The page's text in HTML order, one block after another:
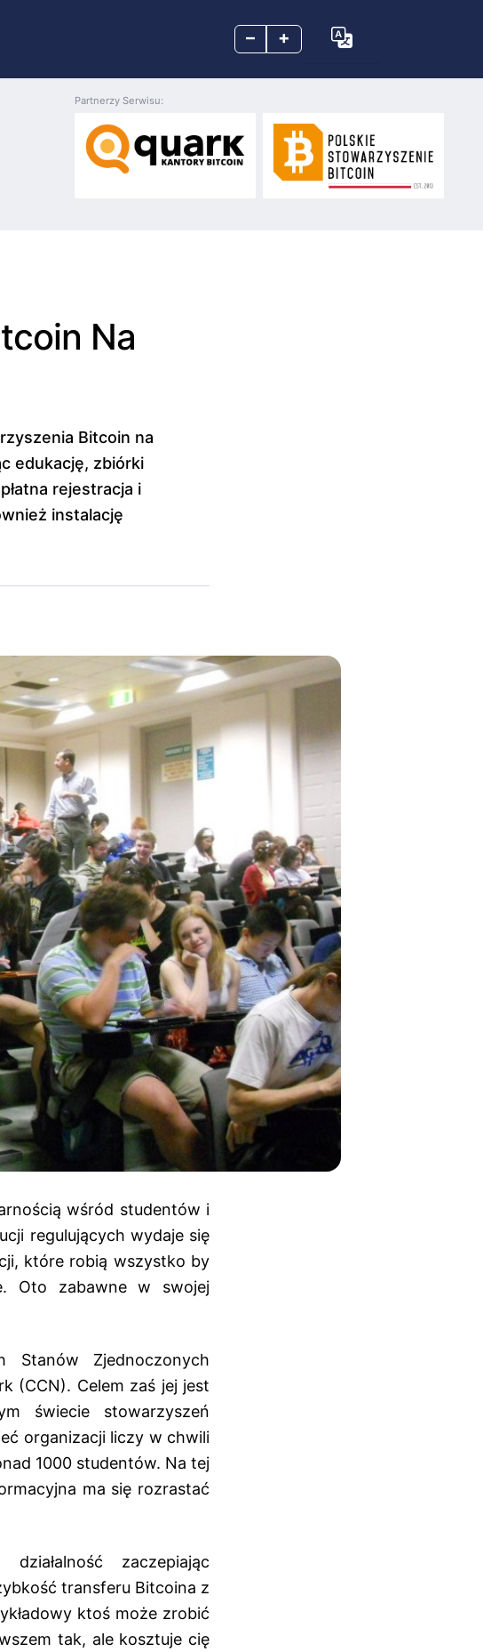
– +
Partnerzy Serwisu:
Na
Bitcoin na
edukację, zbiórki
rejestracja i
instalację
wśród studentów i
regulujących wydaje się
które robią wszystko by
Oto zabawne w swojej
Stanów Zjednoczonych
(CCN). Celem zaś jej jest
świecie stowarzyszeń
organizacji liczy w chwili
1000 studentów. Na tej
ma się rozrastać
zaczepiając
transferu Bitcoina z
ktoś może zrobić
tak, ale kosztuje cię